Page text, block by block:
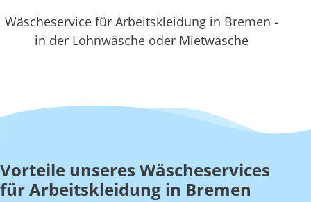
Wäscheservice für Arbeitskleidung in Bremen -
in der Lohnwäsche oder Mietwäsche
Vorteile unseres Wäscheservices
für Arbeitskleidung in Bremen